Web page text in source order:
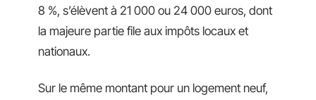
8 %, s’élèvent à 21 000 ou 24 000 euros, dont
la majeure partie file aux impôts locaux et
nationaux.
Sur le même montant pour un logement neuf,